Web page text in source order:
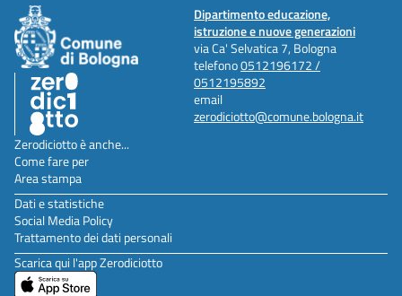
Dipartimento educazione,
istruzione e nuove generazioni
via Ca' Selvatica 7, Bologna
telefono0512196172 /
0512195892
email
zerodiciotto@comune.bologna.it
Zerodiciotto è anche...
Come fare per
Area stampa
Dati e statistiche
Social Media Policy
Trattamento dei dati personali
Scarica qui l'app Zerodiciotto